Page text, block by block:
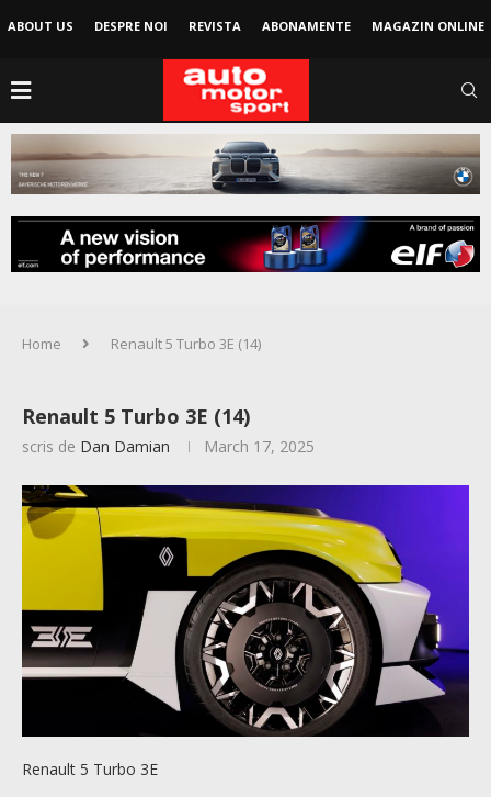
ABOUT US DESPRE NOI REVISTA ABONAMENTE MAGAZIN ONLINE
Home Renault 5 Turbo 3E (14)
Renault 5 Turbo 3E (14)
scris de Dan Damian March 17, 2025
Renault 5 Turbo 3E